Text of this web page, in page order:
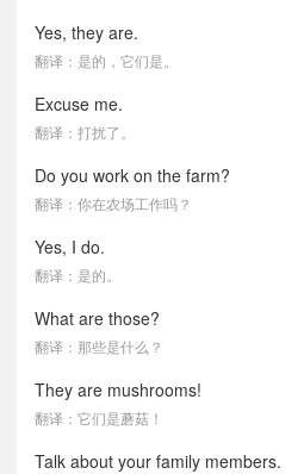
Yes, they are.
翻译：是的，它们是。
Excuse me.
翻译：打扰了。
Do you work on the farm?
翻译：你在农场工作吗？
Yes, I do.
翻译：是的。
What are those?
翻译：那些是什么？
They are mushrooms!
翻译：它们是蘑菇！
Talk about your family members.